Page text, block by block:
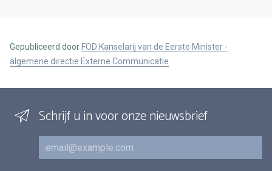
Gepubliceerd door FOD Kanselarij van de Eerste Minister -
algemene directie Externe Communicatie
Schrijf u in voor onze nieuwsbrief
E-mail